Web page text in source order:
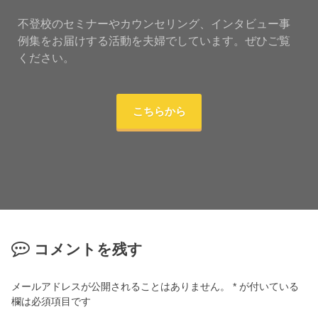
不登校のセミナーやカウンセリング、インタビュー事
例集をお届けする活動を夫婦でしています。ぜひご覧
ください。
こちらから
コメントを残す
メールアドレスが公開されることはありません。 * が付いている
欄は必須項目です